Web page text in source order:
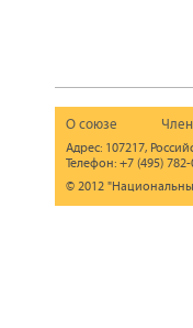
О союзе
Адрес: 107217,
Телефон: +7 (495)
© 2012